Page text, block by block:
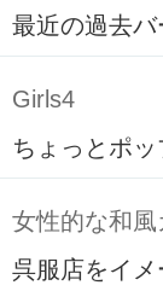
最近の過去
Girls4
ちょっとポッ
女性的な和
呉服店をイ